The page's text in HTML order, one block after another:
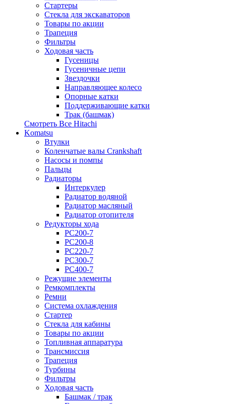
Стартеры
Стекла для экскаваторов
Товары по акции
Трапеция
Фильтры
Ходовая часть
Гусеницы
Гусеничные цепи
Звездочки
Направляющее колесо
Опорные катки
Поддерживающие катки
Трак (башмак)
Смотреть Все Hitachi
Komatsu
Втулки
Коленчатые валы Crankshaft
Насосы и помпы
Пальцы
Радиаторы
Интеркулер
Радиатор водяной
Радиатор масляный
Радиатор отопителя
Редукторы хода
PC200-7
PC200-8
PC220-7
PC300-7
PC400-7
Режущие элементы
Ремкомплекты
Ремни
Система охлаждения
Стартер
Стекла для кабины
Товары по акции
Топливная аппаратура
Трансмиссия
Трапеция
Турбины
Фильтры
Ходовая часть
Башмак / трак